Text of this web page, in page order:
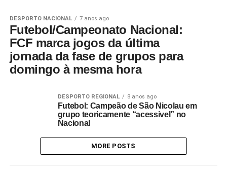
DESPORTO NACIONAL 7 anos ago
Futebol/Campeonato Nacional:
FCF marca jogos da última
jornada da fase de grupos para
domingo à mesma hora
DESPORTO REGIONAL 8 anos ago
Futebol: Campeão de São Nicolau em
grupo teoricamente “acessivel” no
Nacional
MORE POSTS